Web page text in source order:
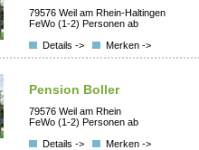
79576 Weil am Rhein-Haltingen
FeWo (1-2) Personen ab
Details ->
Merken ->
Pension Boller
79576 Weil am Rhein
FeWo (1-2) Personen ab
Details ->
Merken ->